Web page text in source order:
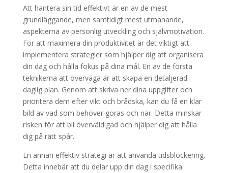
Att hantera sin tid effektivt är en av de mest
grundläggande, men samtidigt mest utmanande,
aspekterna av personlig utveckling och självmotivation.
För att maximera din produktivitet är det viktigt att
implementera strategier som hjälper dig att organisera
din dag och hålla fokus på dina mål. En av de första
teknikerna att överväga är att skapa en detaljerad
daglig plan. Genom att skriva ner dina uppgifter och
prioritera dem efter vikt och brådska, kan du få en klar
bild av vad som behöver göras och när. Detta minskar
risken för att bli överväldigad och hjälper dig att hålla
dig på rätt spår.
En annan effektiv strategi är att använda tidsblockering.
Detta innebär att du delar upp din dag i specifika